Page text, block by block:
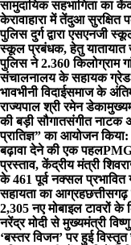
सामुदायिक सहभागिता का
केरावाहारा में तेंदुआ सुरक्षित
पुलिस दुर्ग द्वारा एसएनजी
स्कूल प्रबंधक, हेतु यातायात
पुलिस ने 2.360 किलोग्राम
संचालनालय के सहायक ग्रेड-
भावभीनी विदाईसमाज के
राज्यपाल श्री रमेन डेका
की बड़ी सौगातसंगीत नाटक
प्रातिज्ञ” का आयोजन
बढ़ावा देने की एक पहल
प्रस्ताव, केंद्रीय मंत्री
के 461 पूर्व नक्सल
सहायता का आग्रह
2,305 नए मोबाइल टावरों के
नरेंद्र मोदी से मुख्यमंत्री
‘बस्तर विजन’ पर हुई विस्तृत